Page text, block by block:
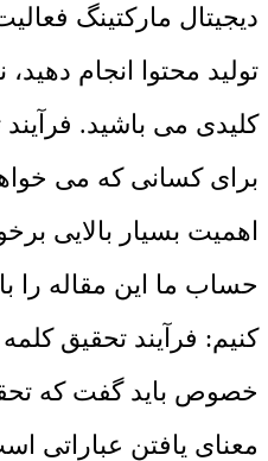
دیجیتال مارکتینگ
تولید محتوا انجام
کلیدی می باشید.
برای کسانی که می
اهمیت بسیار بالایی
حساب ما این مقاله را
کنیم: فرآیند تحقیق
خصوص باید گفت که